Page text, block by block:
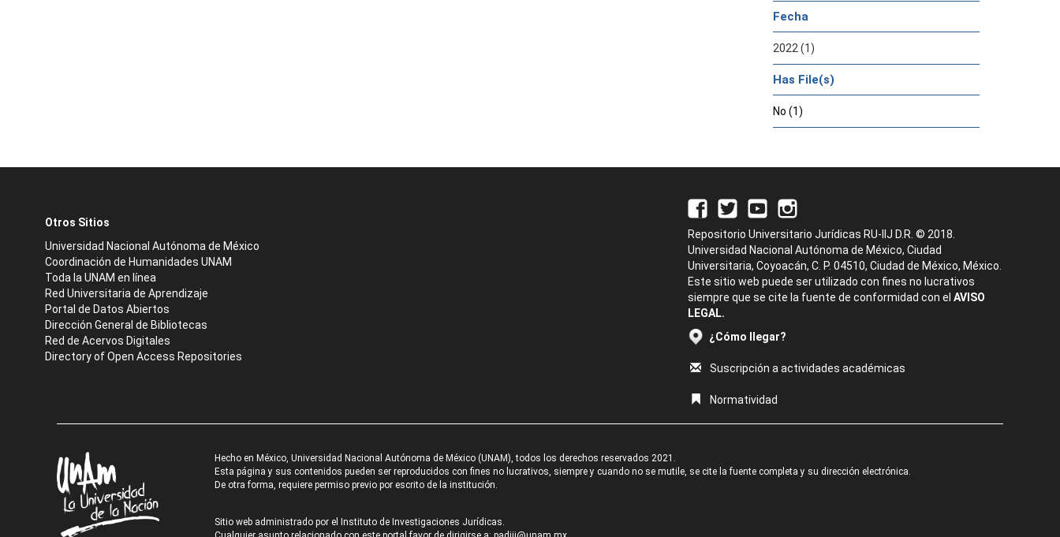
Fecha
2022 (1)
Has File(s)
No (1)
Otros Sitios
Universidad Nacional Autónoma de México
Coordinación de Humanidades UNAM
Toda la UNAM en línea
Red Universitaria de Aprendizaje
Portal de Datos Abiertos
Dirección General de Bibliotecas
Red de Acervos Digitales
Directory of Open Access Repositories
Repositorio Universitario Jurídicas RU-IIJ D.R. © 2018.
Universidad Nacional Autónoma de México, Ciudad
Universitaria, Coyoacán, C. P. 04510, Ciudad de México, México.
Este sitio web puede ser utilizado con fines no lucrativos
siempre que se cite la fuente de conformidad con el AVISO
LEGAL.
¿Cómo llegar?
Suscripción a actividades académicas
Normatividad
Hecho en México, Universidad Nacional Autónoma de México (UNAM), todos los derechos reservados 2021.
Esta página y sus contenidos pueden ser reproducidos con fines no lucrativos, siempre y cuando no se mutile, se cite la fuente completa y su dirección electrónica.
De otra forma, requiere permiso previo por escrito de la institución.
Sitio web administrado por el Instituto de Investigaciones Jurídicas.